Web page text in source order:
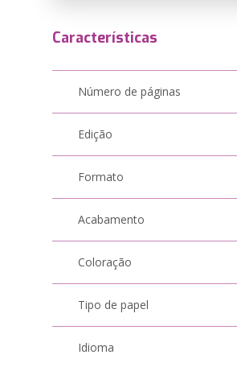
Características
Número de páginas
Edição
Formato
Acabamento
Coloração
Tipo de papel
Idioma